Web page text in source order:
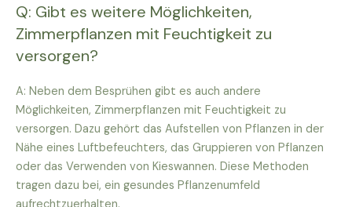
Q: Gibt es weitere Möglichkeiten,
Zimmerpflanzen mit Feuchtigkeit zu
versorgen?
A: Neben dem Besprühen gibt es auch andere
Möglichkeiten, Zimmerpflanzen mit Feuchtigkeit zu
versorgen. Dazu gehört das Aufstellen von Pflanzen in der
Nähe eines Luftbefeuchters, das Gruppieren von Pflanzen
oder das Verwenden von Kieswannen. Diese Methoden
tragen dazu bei, ein gesundes Pflanzenumfeld